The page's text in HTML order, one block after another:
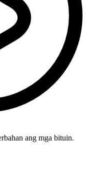
ang mga bituin.